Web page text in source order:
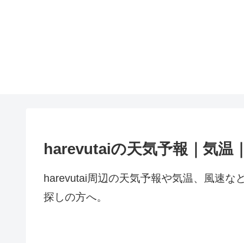
harevutaiの天気予報｜気温
harevutai周辺の天気予報や気温、風速な
探しの方へ。